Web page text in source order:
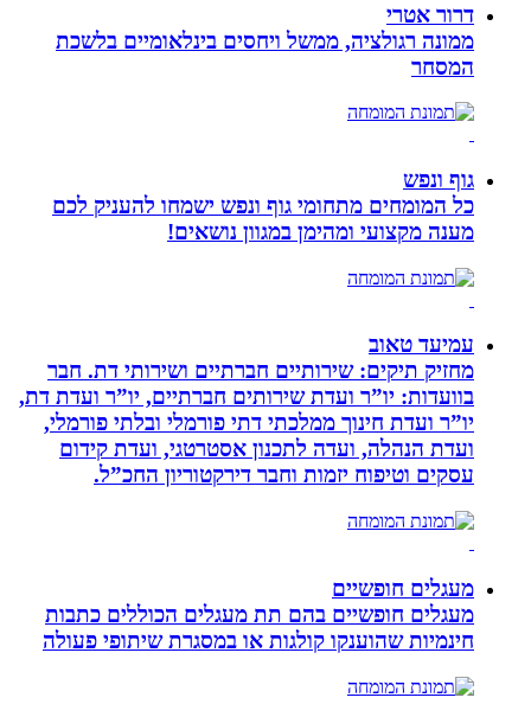
דרור אטרי
ממונה רגולציה, ממשל ויחסים בינלאומיים בלשכת
המסחר
גוף ונפש
כל המומחים מתחומי גוף ונפש ישמחו להעניק לכם
מענה מקצועי ומהימן במגוון נושאים!
עמיעד טאוב
מחזיק תיקים: שירותיים חברתיים ושירותי דת. חבר
בוועדות: יו”ר ועדת שירותים חברתיים, יו”ר ועדת דת,
יו”ר ועדת חינוך ממלכתי דתי פורמלי ובלתי פורמלי,
ועדת הנהלה, ועדה לתכנון אסטרטגי, ועדת קידום
עסקים וטיפוח יזמות וחבר דירקטוריון החכ”ל.
מעגלים חופשיים
מעגלים חופשיים בהם תת מעגלים הכוללים כתבות
חינמיות שהוענקו קולגות או במסגרת שיתופי פעולה